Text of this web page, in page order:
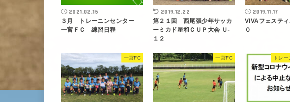
2021.02.15
３月 トレーニンセンター
一宮ＦＣ 練習日程
2019.12.22
第２１回 西尾張少年サッカ
ーミカド星和ＣＵＰ大会 Ｕ-
１２
2019.11.17
VIVAフェステ
０
一宮FC 一宮FC トレ